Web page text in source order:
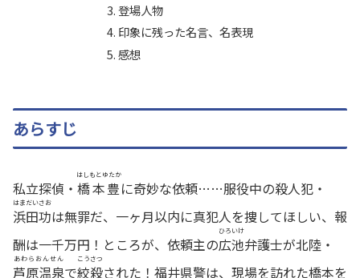
登場人物
印象に残った名言、名表現
感想
あらすじ
私立探偵・ 橋本豊
はしもとゆたか
に奇妙な依頼……服役中の殺人犯・
浜田功
はまだいさお
は無罪だ、一ヶ月以内に真犯人を捜してほしい、報
酬は一千万円！ところが、依頼主の広池
ひろいけ
弁護士が北陸・
芦原温泉
あわらおんせん
で絞殺
こうさつ
された！福井県警は、現場を訪れた橋本を